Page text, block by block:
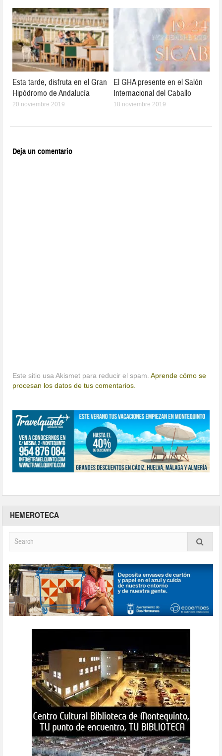
Esta tarde, disfruta en el Gran
Hipódromo de Andalucía
20 noviembre 2019
El GHA presente en el Salón
Internacional del Caballo
18 noviembre 2019
Deja un comentario
Este sitio usa Akismet para reducir el spam.Aprende cómo se
procesan los datos de tus comentarios.
HEMEROTECA